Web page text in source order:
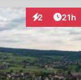
2
Interaktionen
21h